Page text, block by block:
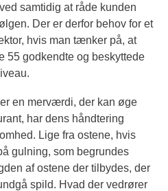
samtidig at råde kunden
Der er derfor behov for et
hvis man tænker på, at
55 godkendte og beskyttede
en merværdi, der kan øge
har dens håndtering
Lige fra ostene, hvis
gulning, som begrundes
af ostene der tilbydes, der
spild. Hvad der vedrører